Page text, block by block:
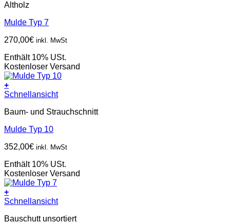
Altholz
Mulde Typ 7
270,00€ inkl. MwSt
Enthält 10% USt.
Kostenloser Versand
+
Schnellansicht
Baum- und Strauchschnitt
Mulde Typ 10
352,00€ inkl. MwSt
Enthält 10% USt.
Kostenloser Versand
+
Schnellansicht
Bauschutt unsortiert